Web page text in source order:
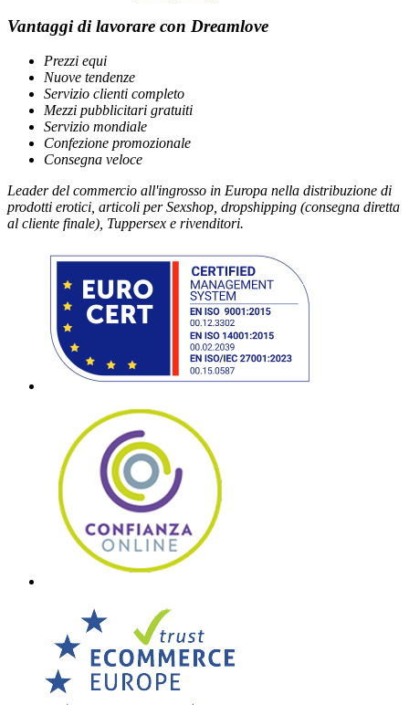
Vantaggi di lavorare con Dreamlove
Prezzi equi
Nuove tendenze
Servizio clienti completo
Mezzi pubblicitari gratuiti
Servizio mondiale
Confezione promozionale
Consegna veloce
Leader del commercio all'ingrosso in Europa nella distribuzione di
prodotti erotici, articoli per Sexshop, dropshipping (consegna diretta
al cliente finale), Tuppersex e rivenditori.